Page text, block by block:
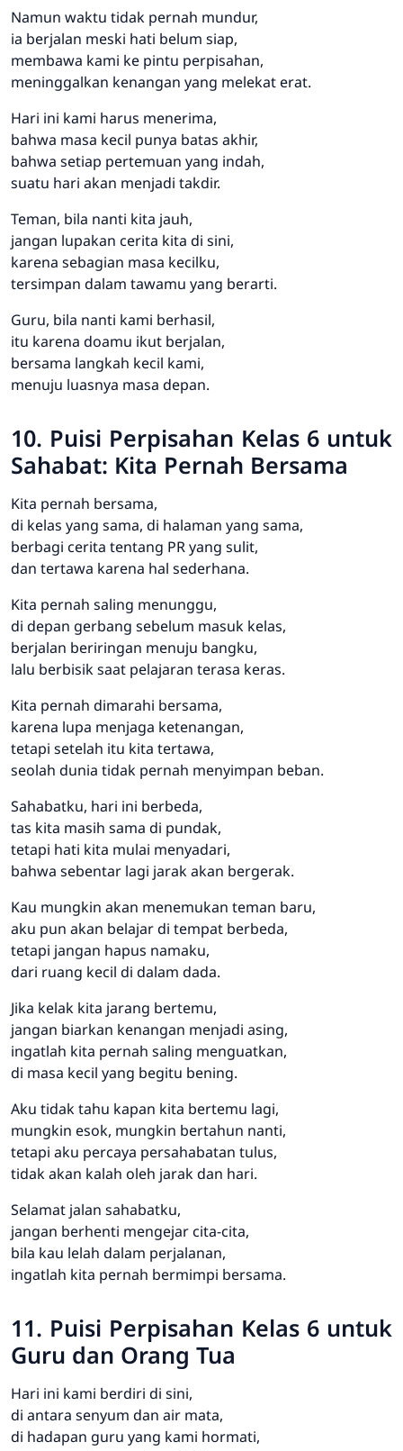
Namun waktu tidak pernah mundur,
ia berjalan meski hati belum siap,
membawa kami ke pintu perpisahan,
meninggalkan kenangan yang melekat erat.
Hari ini kami harus menerima,
bahwa masa kecil punya batas akhir,
bahwa setiap pertemuan yang indah,
suatu hari akan menjadi takdir.
Teman, bila nanti kita jauh,
jangan lupakan cerita kita di sini,
karena sebagian masa kecilku,
tersimpan dalam tawamu yang berarti.
Guru, bila nanti kami berhasil,
itu karena doamu ikut berjalan,
bersama langkah kecil kami,
menuju luasnya masa depan.
10. Puisi Perpisahan Kelas 6 untuk
Sahabat: Kita Pernah Bersama
Kita pernah bersama,
di kelas yang sama, di halaman yang sama,
berbagi cerita tentang PR yang sulit,
dan tertawa karena hal sederhana.
Kita pernah saling menunggu,
di depan gerbang sebelum masuk kelas,
berjalan beriringan menuju bangku,
lalu berbisik saat pelajaran terasa keras.
Kita pernah dimarahi bersama,
karena lupa menjaga ketenangan,
tetapi setelah itu kita tertawa,
seolah dunia tidak pernah menyimpan beban.
Sahabatku, hari ini berbeda,
tas kita masih sama di pundak,
tetapi hati kita mulai menyadari,
bahwa sebentar lagi jarak akan bergerak.
Kau mungkin akan menemukan teman baru,
aku pun akan belajar di tempat berbeda,
tetapi jangan hapus namaku,
dari ruang kecil di dalam dada.
Jika kelak kita jarang bertemu,
jangan biarkan kenangan menjadi asing,
ingatlah kita pernah saling menguatkan,
di masa kecil yang begitu bening.
Aku tidak tahu kapan kita bertemu lagi,
mungkin esok, mungkin bertahun nanti,
tetapi aku percaya persahabatan tulus,
tidak akan kalah oleh jarak dan hari.
Selamat jalan sahabatku,
jangan berhenti mengejar cita-cita,
bila kau lelah dalam perjalanan,
ingatlah kita pernah bermimpi bersama.
11. Puisi Perpisahan Kelas 6 untuk
Guru dan Orang Tua
Hari ini kami berdiri di sini,
di antara senyum dan air mata,
di hadapan guru yang kami hormati,